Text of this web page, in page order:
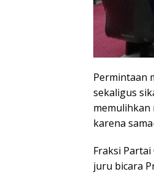
Permintaan
sekaligus
memulihkan
karena
Fraksi
juru bicara